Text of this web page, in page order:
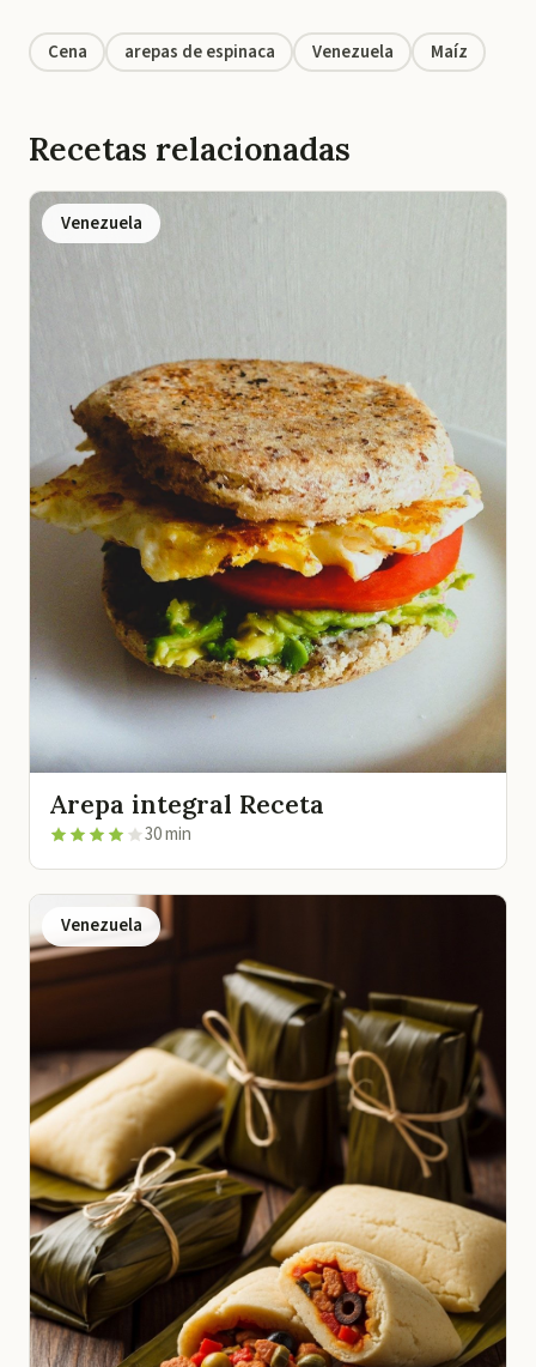
Cena arepas de espinaca Venezuela Maíz
Recetas relacionadas
Venezuela
Arepa integral Receta
30 min
Venezuela